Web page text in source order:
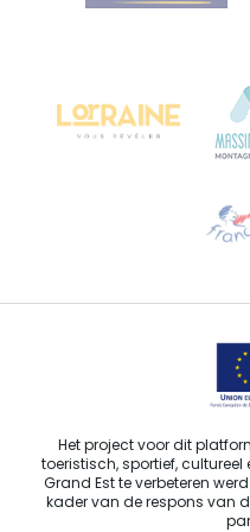
Bureau de Colmar
Stuur
Het project voor dit
toeristisch, sportief,
Grand Est te verbeteren
kader van de respons van